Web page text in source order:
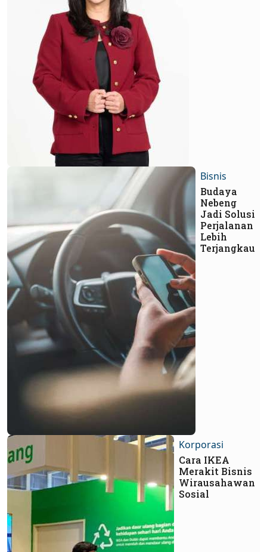
Bisnis
Budaya
Nebeng
Jadi Solusi
Perjalanan
Lebih
Terjangkau
Korporasi
Cara IKEA
Merakit Bisnis
Wirausahawan
Sosial